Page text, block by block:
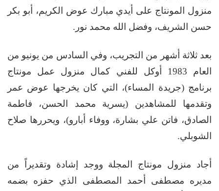
منزول المونتاج على أيدي مبارك عوض الكريم، أبو بكر
حسن الشريف، وفضل الله محمد نور.
بعد ثلاثة أشهر من التجريب، وفي السادس من يونيو من
العام 1983 أوكل للفني كمال منزول عمل مونتاج
برنامج (جريدة المساء)، التي كان يخرجها عوض عمر
وتقدمها للمشاهدين (يسرية محمد الحسن، فاطمة
الصادق، فاتن علي بشارة، ووفاء أبارو)، ويحررها صلاح
الشوبلي.
أجاد منزول مونتاج المجلة ووجد إشادة وتقديراً من
مديره مصطفى أحمد المصطفى الذي حفزه بضمه